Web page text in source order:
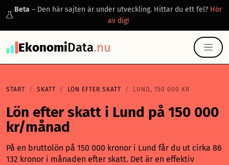
Beta – Den här sajten är under utveckling. Hittar du ett fel? Hör
av dig!
EkonomiData.nu
START SKATT LÖN EFTER SKATT LUND, 150 000 KR
Lön efter skatt i Lund på 150 000
kr/månad
På en bruttolön på 150 000 kronor i Lund får du ut cirka 86
132 kronor i månaden efter skatt. Det är en effektiv